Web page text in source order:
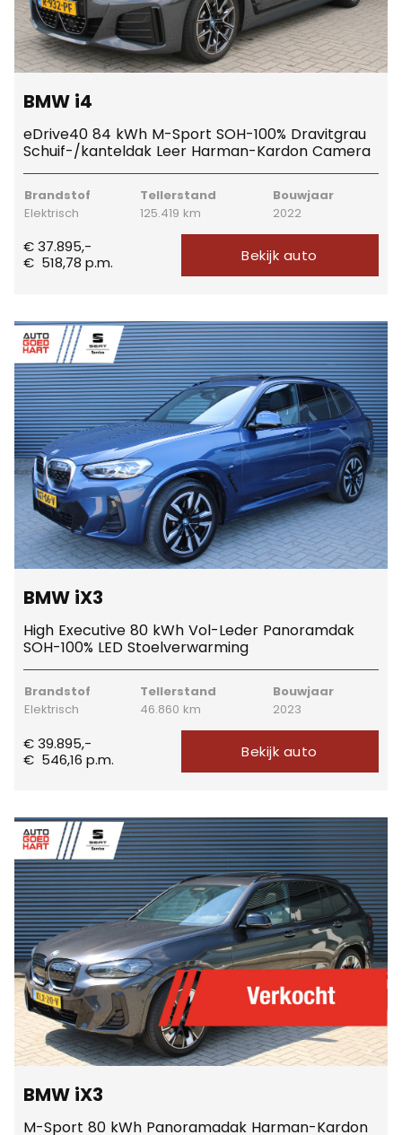
BMW i4
eDrive40 84 kWh M-Sport SOH-100% Dravitgrau
Schuif-/kanteldak Leer Harman-Kardon Camera
Brandstof
Elektrisch
Tellerstand
125.419 km
Bouwjaar
2022
€ 37.895,-
€ 518,78 p.m. Bekijk auto
BMW iX3
High Executive 80 kWh Vol-Leder Panoramdak
SOH-100% LED Stoelverwarming
Brandstof
Elektrisch
Tellerstand
46.860 km
Bouwjaar
2023
€ 39.895,-
€ 546,16 p.m. Bekijk auto
BMW iX3
M-Sport 80 kWh Panoramadak Harman-Kardon